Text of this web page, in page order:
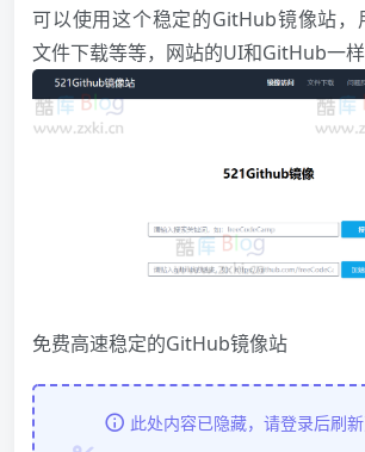
可以使用这个稳定的GitHub镜像站
文件下载等等，网站的UI和GitHub一样
免费高速稳定的GitHub镜像站
此处内容已隐藏，请登录后刷